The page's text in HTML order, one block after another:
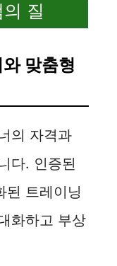
질
맞춤형
의 자격과
다. 인증된
된 트레이닝
화하고 부상